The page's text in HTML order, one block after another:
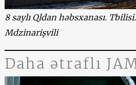
8 saylı Qldan həbsxanası.
Mdzinarişvili
Daha ətraflı